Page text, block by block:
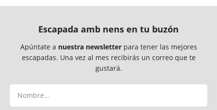
Escapada amb nens en tu buzón
Apúntate a nuestra newsletterpara tener las mejores
escapadas. Una vez al mes recibirás un correo que te
gustará.